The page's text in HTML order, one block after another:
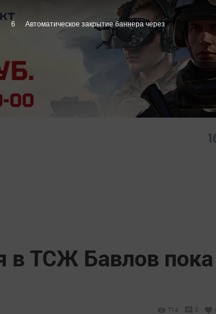
в ТСЖ Бавлов пока
714 0
5 Автоматическое закрытие баннера через